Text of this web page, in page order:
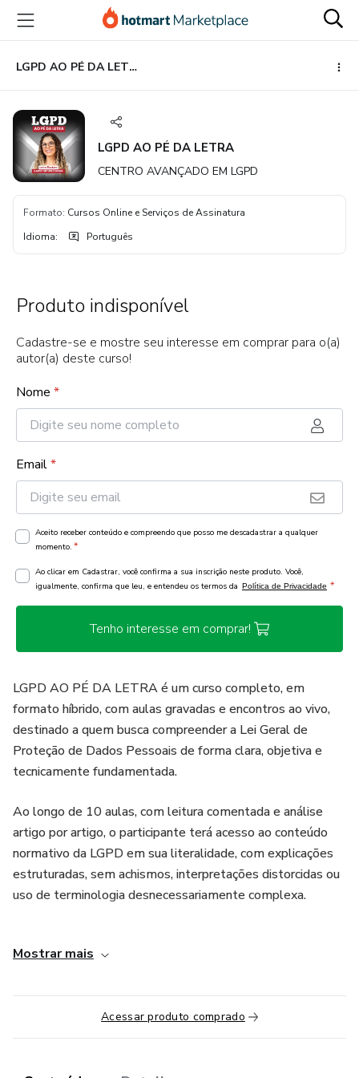
para
conteúdo
principal
para
pagamento
para
rodapé
LGPD AO PÉ DA LETRA
LGPD AO PÉ DA LETRA
CENTRO AVANÇADO EM LGPD
Formato: Cursos Online e Serviços de Assinatura
Idioma: Português
Produto indisponível
Cadastre-se e mostre seu interesse em comprar para o(a)
autor(a) deste curso!
Nome *
Email*
Aceito receber conteúdo e compreendo que posso me descadastrar a qualquer
momento. *
Ao clicar em Cadastrar, você confirma a sua inscrição neste produto. Você,
igualmente, confirma que leu, e entendeu os termos da Política de Privacidade *
Tenho interesse em comprar!
LGPD AO PÉ DA LETRA é um curso completo, em
formato híbrido, com aulas gravadas e encontros ao vivo,
destinado a quem busca compreender a Lei Geral de
Proteção de Dados Pessoais de forma clara, objetiva e
tecnicamente fundamentada.
Ao longo de 10 aulas, com leitura comentada e análise
artigo por artigo, o participante terá acesso ao conteúdo
normativo da LGPD em sua literalidade, com explicações
estruturadas, sem achismos, interpretações distorcidas ou
uso de terminologia desnecessariamente complexa.
governança corporativa, o curso apresenta os fundamentos
obrigações dos agentes de tratamento, segurança da
informação, sanções e as disposições finais da lei. Tudo
isso com exemplos práticos e análise dos principais pontos
Mostrar mais
Acessar produto comprado